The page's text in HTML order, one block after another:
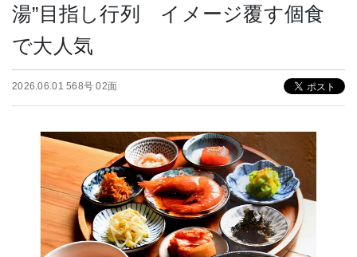
湯”目指し行列 イメージ覆す個食
で大人気
2026.06.01 568号 02面